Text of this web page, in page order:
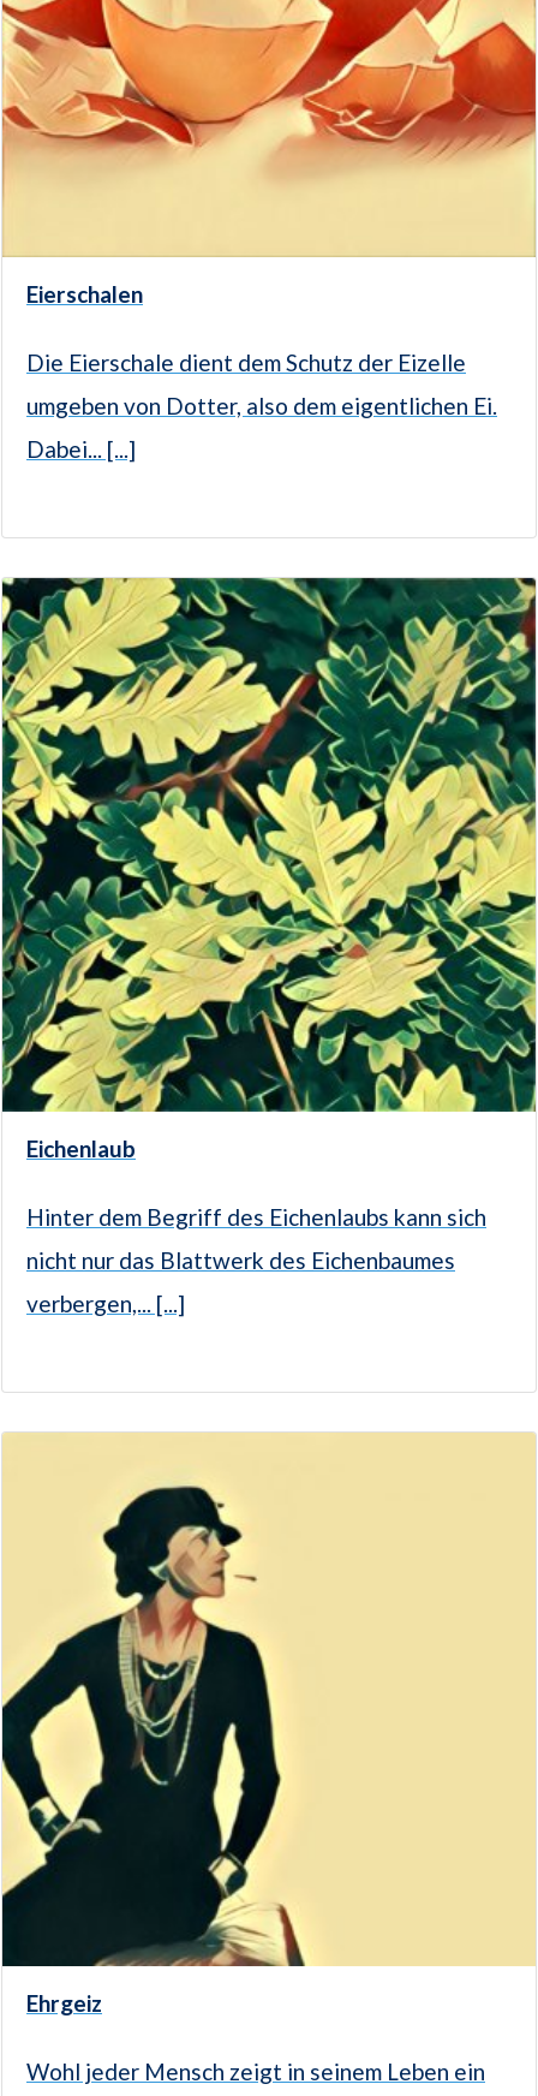
Eierschalen
Die Eierschale dient dem Schutz der Eizelle
umgeben von Dotter, also dem eigentlichen Ei.
Dabei... [...]
Eichenlaub
Hinter dem Begriff des Eichenlaubs kann sich
nicht nur das Blattwerk des Eichenbaumes
verbergen,... [...]
Ehrgeiz
Wohl jeder Mensch zeigt in seinem Leben ein